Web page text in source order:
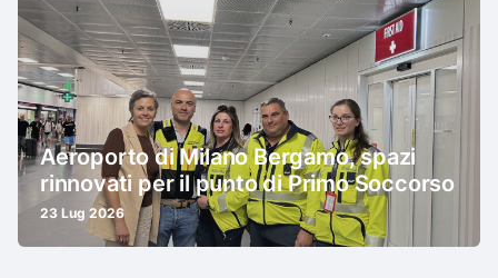
Aeroporto di Milano Bergamo, spazi
rinnovati per il punto di Primo Soccorso
23 Lug 2026